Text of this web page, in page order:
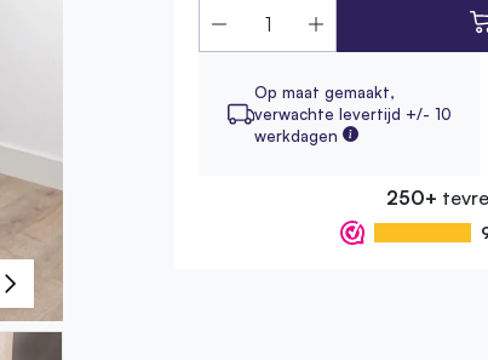
Op maat gemaakt,
verwachte levertijd +/- 10
werkdagen
250+